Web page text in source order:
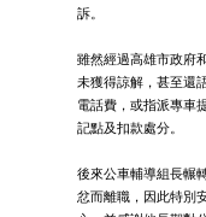
訴。
雖然經過高雄市政府
未獲得諒解，甚至還
電話費，或指派專車
記點及扣款處分。
後來公車輔導組長輾
忿而離職，因此特別